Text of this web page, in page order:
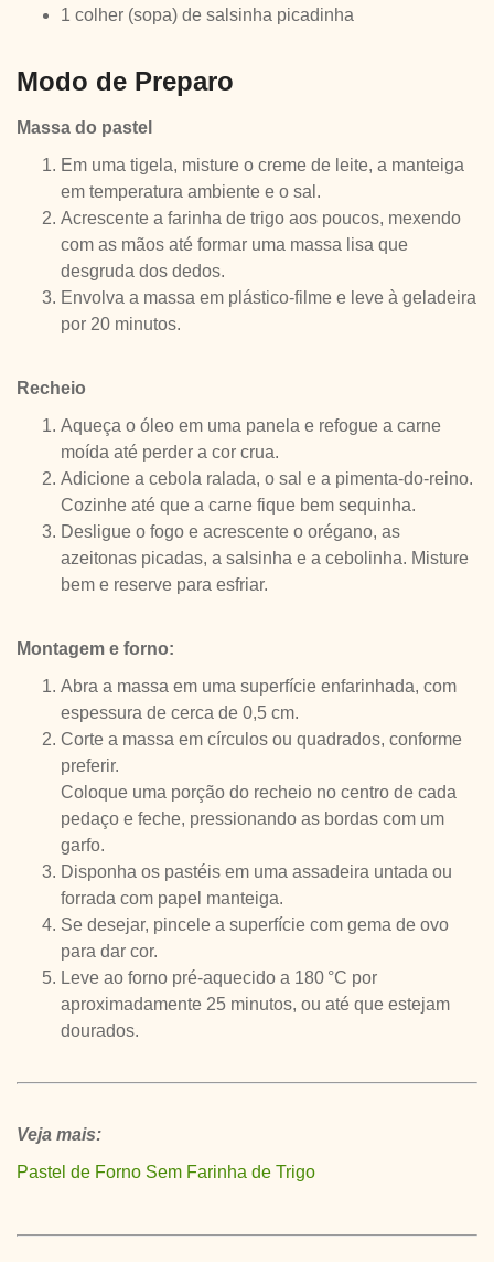
1 colher (sopa) de salsinha picadinha
Modo de Preparo
Massa do pastel
Em uma tigela, misture o creme de leite, a manteiga
em temperatura ambiente e o sal.
Acrescente a farinha de trigo aos poucos, mexendo
com as mãos até formar uma massa lisa que
desgruda dos dedos.
Envolva a massa em plástico-filme e leve à geladeira
por 20 minutos.
Recheio
Aqueça o óleo em uma panela e refogue a carne
moída até perder a cor crua.
Adicione a cebola ralada, o sal e a pimenta-do-reino.
Cozinhe até que a carne fique bem sequinha.
Desligue o fogo e acrescente o orégano, as
azeitonas picadas, a salsinha e a cebolinha. Misture
bem e reserve para esfriar.
Montagem e forno:
Abra a massa em uma superfície enfarinhada, com
espessura de cerca de 0,5 cm.
Corte a massa em círculos ou quadrados, conforme
preferir.
Coloque uma porção do recheio no centro de cada
pedaço e feche, pressionando as bordas com um
garfo.
Disponha os pastéis em uma assadeira untada ou
forrada com papel manteiga.
Se desejar, pincele a superfície com gema de ovo
para dar cor.
Leve ao forno pré-aquecido a 180 °C por
aproximadamente 25 minutos, ou até que estejam
dourados.
Veja mais:
Pastel de Forno Sem Farinha de Trigo